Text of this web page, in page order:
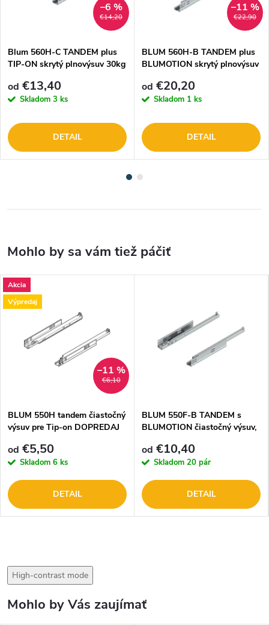
€14,20
–6 %
Blum 560H-C TANDEM plus
TIP-ON skrytý plnovýsuv 30kg
od €13,40
Skladom 3 ks
DETAIL
€22,90
–11 %
BLUM 560H-B TANDEM plus
BLUMOTION skrytý plnovýsuv
od €20,20
Skladom 1 ks
DETAIL
Akcia
Výpredaj
€6,10
–11 %
BLUM 550H tandem čiastočný
výsuv pre Tip-on DOPREDAJ
od €5,50
Skladom 6 ks
DETAIL
BLUM 550F-B TANDEM s
BLUMOTION čiastočný výsuv,
od €10,40
Skladom 20 pár
DETAIL
High-contrast mode
Mohlo by Vás zaujímať